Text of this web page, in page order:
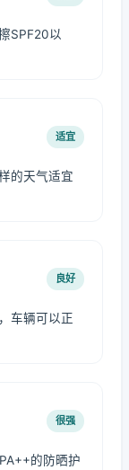
SPF20以
适宜
的天气适宜
良好
车辆可以正
很强
的防晒护